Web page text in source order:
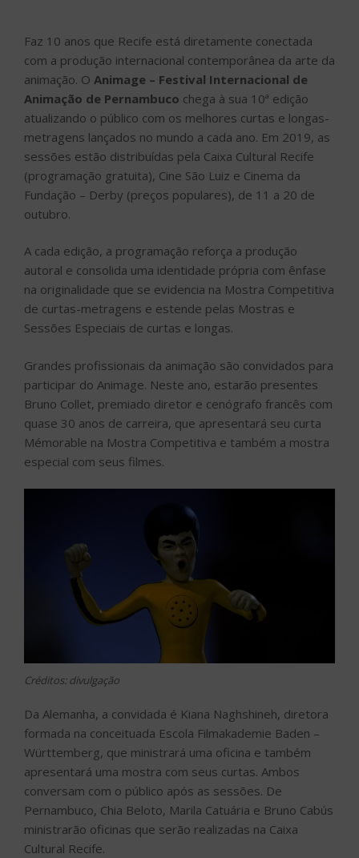
Faz 10 anos que Recife está diretamente conectada
com a produção internacional contemporânea da arte da
animação. O Animage – Festival Internacional de
Animação de Pernambuco chega à sua 10ª edição
atualizando o público com os melhores curtas e longas-
metragens lançados no mundo a cada ano. Em 2019, as
sessões estão distribuídas pela Caixa Cultural Recife
(programação gratuita), Cine São Luiz e Cinema da
Fundação – Derby (preços populares), de 11 a 20 de
outubro.
A cada edição, a programação reforça a produção
autoral e consolida uma identidade própria com ênfase
na originalidade que se evidencia na Mostra Competitiva
de curtas-metragens e estende pelas Mostras e
Sessões Especiais de curtas e longas.
Grandes profissionais da animação são convidados para
participar do Animage. Neste ano, estarão presentes
Bruno Collet, premiado diretor e cenógrafo francês com
quase 30 anos de carreira, que apresentará seu curta
Mémorable na Mostra Competitiva e também a mostra
especial com seus filmes.
Créditos: divulgação
Da Alemanha, a convidada é Kiana Naghshineh, diretora
formada na conceituada Escola Filmakademie Baden –
Württemberg, que ministrará uma oficina e também
apresentará uma mostra com seus curtas. Ambos
conversam com o público após as sessões. De
Pernambuco, Chia Beloto, Marila Catuária e Bruno Cabús
ministrarão oficinas que serão realizadas na Caixa
Cultural Recife.